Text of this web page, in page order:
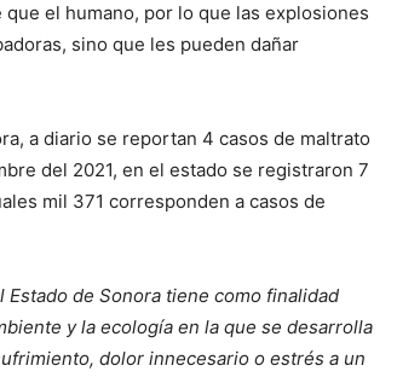
el humano, por lo que las explosiones
sino que les pueden dañar
a diario se reportan 4 casos de maltrato
del 2021, en el estado se registraron 7
mil 371 corresponden a casos de
Estado de Sonora tiene como finalidad
y la ecología en la que se desarrolla
dolor innecesario o estrés a un